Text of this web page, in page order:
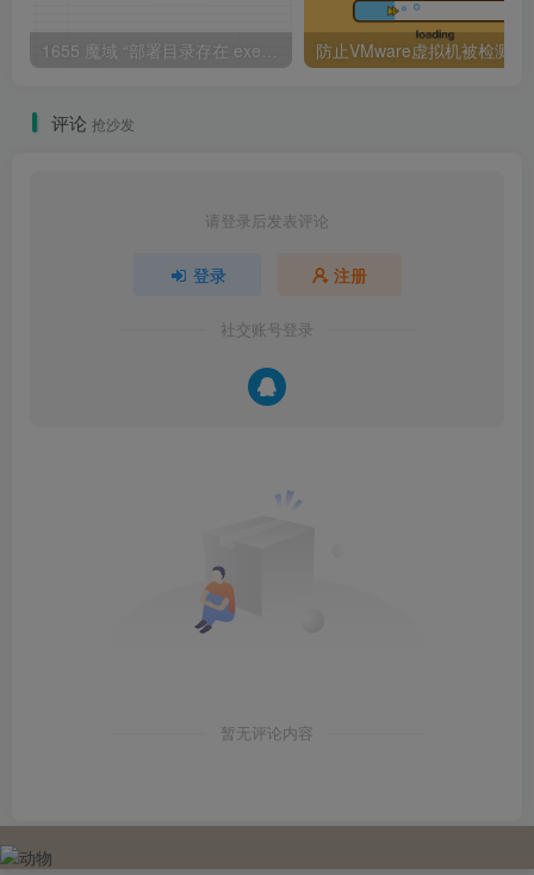
1655 魔域 “部署目录存在 exe 文件” 报错解决指南
评论 抢沙发
请登录后发表评论
登录 注册
社交账号登录
暂无评论内容